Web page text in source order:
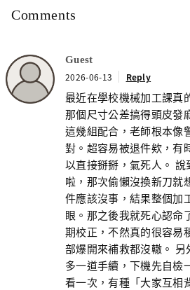
Comments
Guest
2026-06-13 Reply
最近在學校機械加工課真
那個尺寸公差搞得頭皮發
這幾組配合，老師根本像
對。超容易被退件欸，有
以直接掰掰，氣死人。
啦，那次偷懶沒換新刀就
件應該沒事，結果整個
眼。那之後我就死心認命
期校正，不然真的很容易
部爆開來補救都沒轍。
多一道手續，下機先自檢
看一次，有種「大家互相